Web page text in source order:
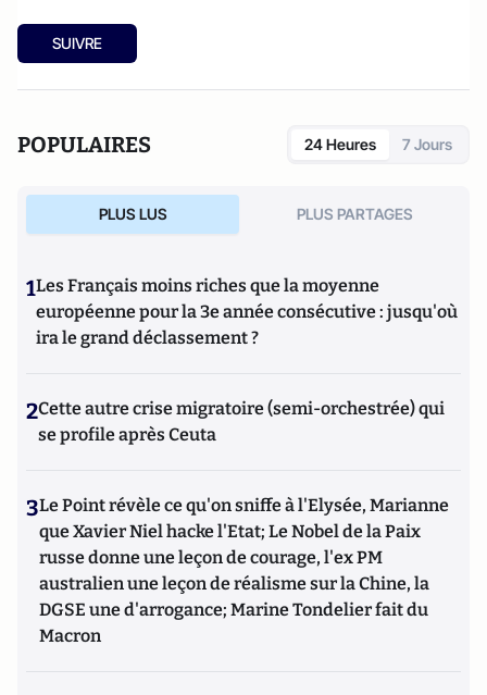
SUIVRE
POPULAIRES 24 Heures 7 Jours
PLUS LUS PLUS PARTAGES
1Les Français moins riches que la moyenne
européenne pour la 3e année consécutive : jusqu'où
ira le grand déclassement ?
2Cette autre crise migratoire (semi-orchestrée) qui
se profile après Ceuta
3Le Point révèle ce qu'on sniffe à l'Elysée, Marianne
que Xavier Niel hacke l'Etat; Le Nobel de la Paix
russe donne une leçon de courage, l'ex PM
australien une leçon de réalisme sur la Chine, la
DGSE une d'arrogance; Marine Tondelier fait du
Macron